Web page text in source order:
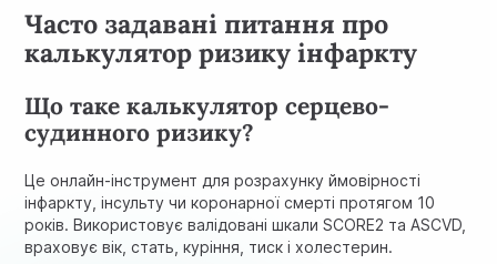
Часто задавані питання про
калькулятор ризику інфаркту
Що таке калькулятор серцево-
судинного ризику?
Це онлайн-інструмент для розрахунку ймовірності
інфаркту, інсульту чи коронарної смерті протягом 10
років. Використовує валідовані шкали SCORE2 та ASCVD,
враховує вік, стать, куріння, тиск і холестерин.